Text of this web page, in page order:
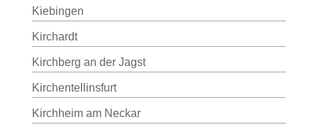
Kiebingen
Kirchardt
Kirchberg an der Jagst
Kirchentellinsfurt
Kirchheim am Neckar